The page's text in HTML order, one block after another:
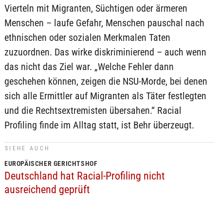
Vierteln mit Migranten, Süchtigen oder ärmeren
Menschen – laufe Gefahr, Menschen pauschal nach
ethnischen oder sozialen Merkmalen Taten
zuzuordnen. Das wirke diskriminierend – auch wenn
das nicht das Ziel war. „Welche Fehler dann
geschehen können, zeigen die NSU-Morde, bei denen
sich alle Ermittler auf Migranten als Täter festlegten
und die Rechtsextremisten übersahen.“ Racial
Profiling finde im Alltag statt, ist Behr überzeugt.
SIEHE AUCH
EUROPÄISCHER GERICHTSHOF
Deutschland hat Racial-Profiling nicht
ausreichend geprüft